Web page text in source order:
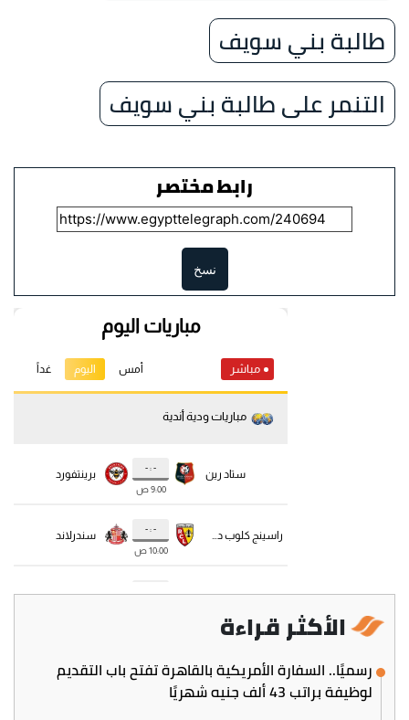
طالبة بني سويف
التنمر على طالبة بني سويف
رابط مختصر
نسخ
الأكثر قراءة
رسميًا.. السفارة الأمريكية بالقاهرة تفتح باب التقديم
لوظيفة براتب 43 ألف جنيه شهريًا